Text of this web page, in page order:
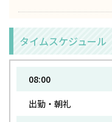
タイムスケジュール
08:00
出勤・朝礼